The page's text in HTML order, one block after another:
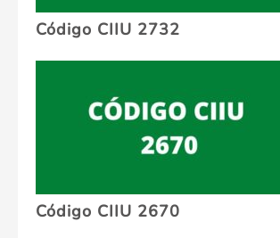
Código CIIU 2732
Código CIIU 2670